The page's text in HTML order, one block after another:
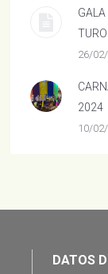
GALA
26/
2024
10/
DATOS